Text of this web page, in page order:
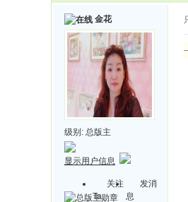
金花
级别: 总版主
显示用户信息
关注
Ta
发消
息